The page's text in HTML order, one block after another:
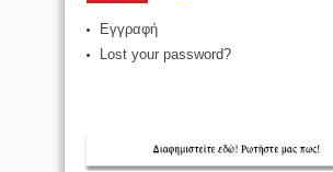
Εγγραφή
Lost your password?